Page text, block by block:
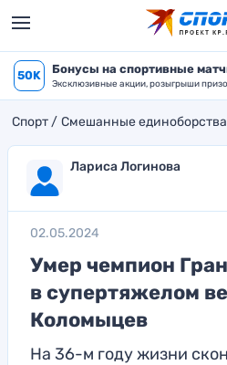
50K Бонусы на спортивные
Эксклюзивные акции, розыгрыши
Спорт Смешанные единоборства
Лариса Логинова
02.05.2024
Умер чемпион
в супертяжелом
Коломыцев
На 36-м году жизни